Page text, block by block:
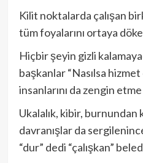
Kilit noktalarda çalışan
tüm foyalarını ortaya
Hiçbir şeyin gizli
başkanlar “Nasılsa
insanlarını da zengin
Ukalalık, kibir, burnundan
davranışlar da
“dur” dedi “çalışkan”